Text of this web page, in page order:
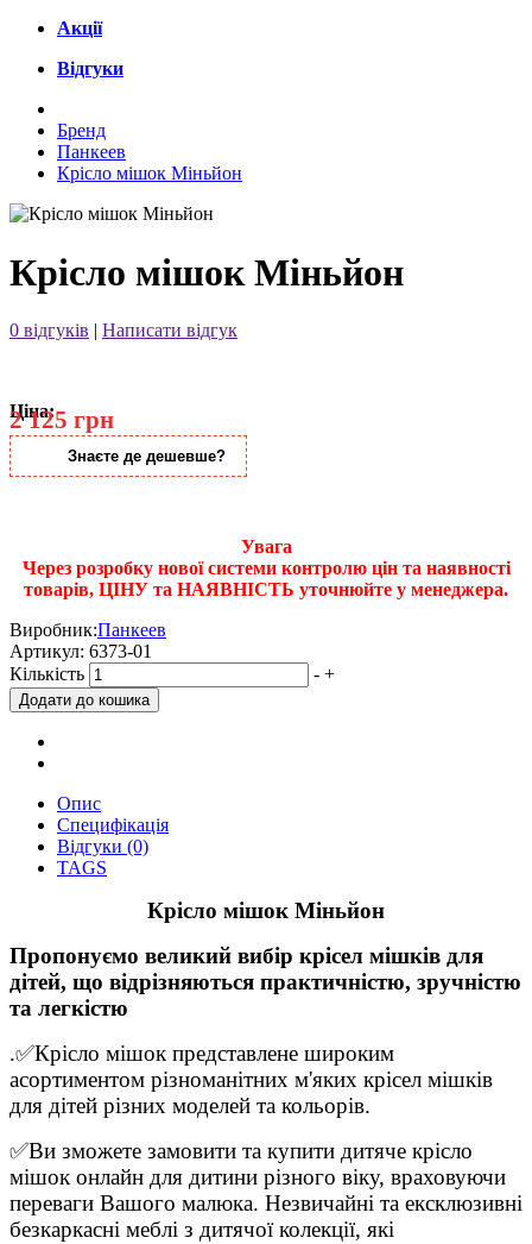
Акції
Відгуки
Бренд
Панкеев
Крісло мішок Міньйон
Крісло мішок Міньйон
0 відгуків | Написати відгук
Ціна:
2 125 грн
Знаєте де дешевше?
Увага
Через розробку нової системи контролю цін та наявності
товарів, ЦІНУ та НАЯВНІСТЬ уточнюйте у менеджера.
Виробник:Панкеев
Артикул: 6373-01
Кількість
- +
Опис
Специфікація
Відгуки (0)
TAGS
Крісло мішок Міньйон
Пропонуємо великий вибір крісел мішків для
дітей, що відрізняються практичністю, зручністю
та легкістю
.✅Крісло мішок представлене широким
асортиментом різноманітних м'яких крісел мішків
для дітей різних моделей та кольорів.
✅Ви зможете замовити та купити дитяче крісло
мішок онлайн для дитини різного віку, враховуючи
переваги Вашого малюка. Незвичайні та ексклюзивні
безкаркасні меблі з дитячої колекції, які